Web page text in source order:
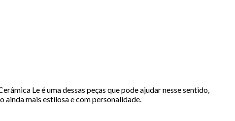
Le é uma dessas peças que pode ajudar nesse sentido,
ainda mais estilosa e com personalidade.